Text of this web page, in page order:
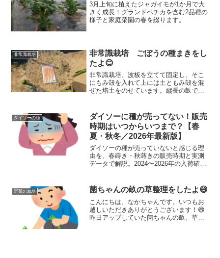
3月上旬に植えたジャガイモが1か月で大
きく成長！グランドペチカを含む2品種の
様子と家庭菜園の春を綴ります。
非常識栽培
非常識栽培 ごぼうの種まきをし
たよ😊
非常識栽培。波板を立てて固定し、そこ
にもみ殻を入れて上には土ともみ殻を混
ぜた培土をのせています。縦長の畝でご
ょうけど、まずはやってみようと思いま
す。
ダイソーの種
ダイソーに種が売ってない！販売
時期はいつからいつまで？【春
夏・秋冬／2026年最新版】
ダイソーの種が売っていないと感じる理
由を、春蒔き・秋蒔きの販売時期と実測
データで解説。2024〜2026年の入荷確認
野菜の栽培 菌ちゃんの畝の草整理をしたよ😄
こんにちは、なかちゃんです。いつもお
越しいただきありがとうございます！😄
昨日アップしていた菌ちゃんの畝、草が